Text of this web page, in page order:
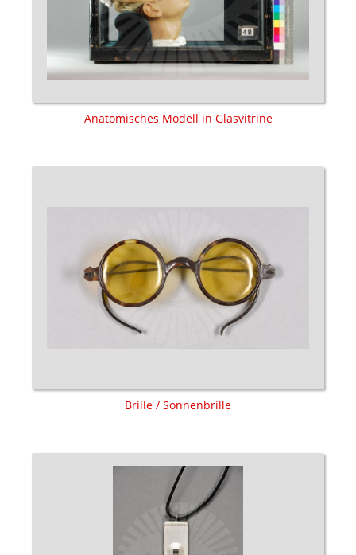
Anatomisches Modell in Glasvitrine
Brille / Sonnenbrille